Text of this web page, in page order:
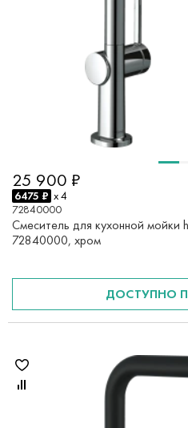
25 900 ₽
6475 ₽ x 4
72840000
Смеситель для кухонной мойки
72840000, хром
ДОСТУПНО